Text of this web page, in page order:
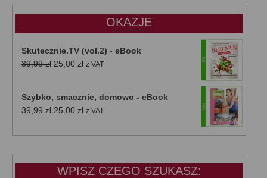
OKAZJE
Skutecznie.TV (vol.2) - eBook
39,99zł Pierwotna
39,99 zł.
25,00 złAktualna
25,00 zł.
z VAT
Szybko, smacznie, domowo - eBook
39,99zł Pierwotna
wynosiła:
25,00 złAktualna
wynosi:
z VAT
WPISZ CZEGO SZUKASZ: